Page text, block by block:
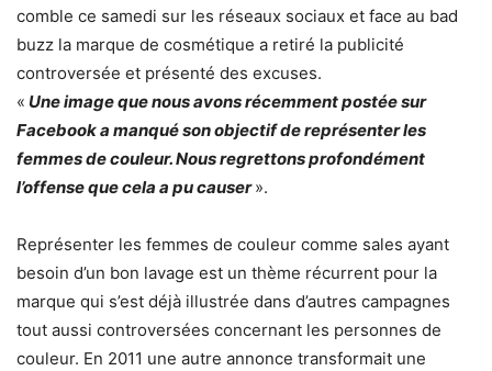
comble ce samedi sur les réseaux sociaux et face au bad
buzz la marque de cosmétique a retiré la publicité
controversée et présenté des excuses.
« Une image que nous avons récemment postée sur
Facebook a manqué son objectif de représenter les
femmes de couleur. Nous regrettons profondément
l’offense que cela a pu causer ».
Représenter les femmes de couleur comme sales ayant
besoin d’un bon lavage est un thème récurrent pour la
marque qui s’est déjà illustrée dans d’autres campagnes
tout aussi controversées concernant les personnes de
couleur. En 2011 une autre annonce transformait une